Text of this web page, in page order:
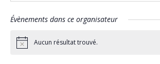
Évènements dans ce organisateur
NoticeAucun résultat trouvé.